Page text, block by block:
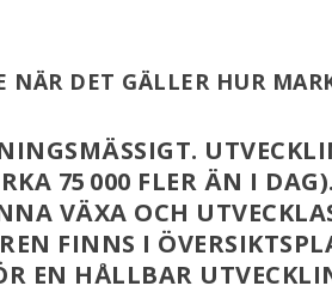
NÄR DET GÄLLER HUR
75 000 FLER ÄN I
VÄXA OCH
FINNS I
EN HÅLLBAR